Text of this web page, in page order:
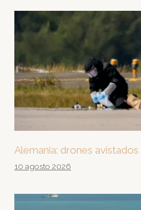
Alemania: drones
10 agosto 2026